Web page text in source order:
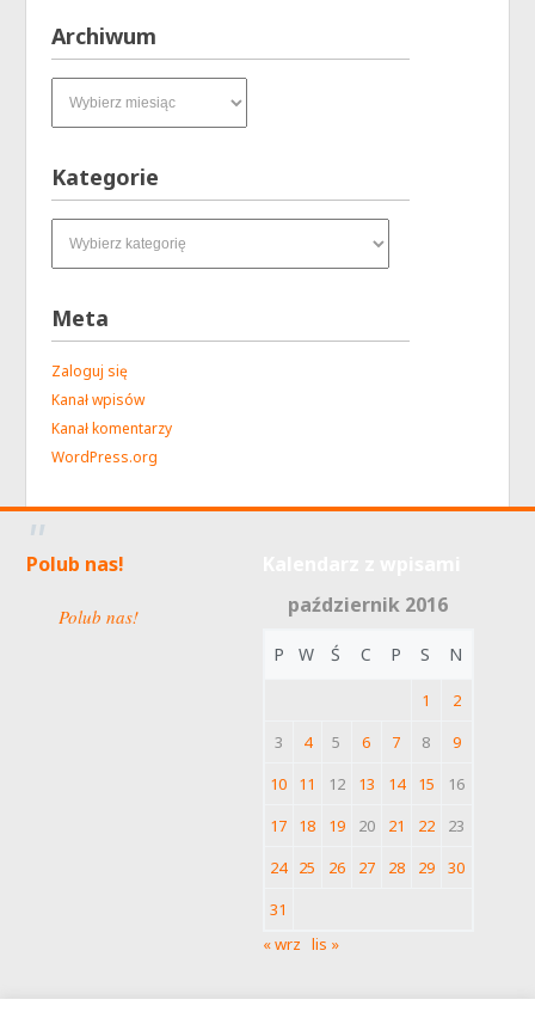
Archiwum
Kategorie
Meta
Zaloguj się
Kanał wpisów
Kanał komentarzy
WordPress.org
Polub nas!
Polub nas!
październik 2016
P W Ś C P S N
1
2
3
4 5 6 7 8
9
10
11 12 13 14 15
16
17
18 19 20 21 22
23
24 25 26 27 28 29
30
31
« wrz lis »